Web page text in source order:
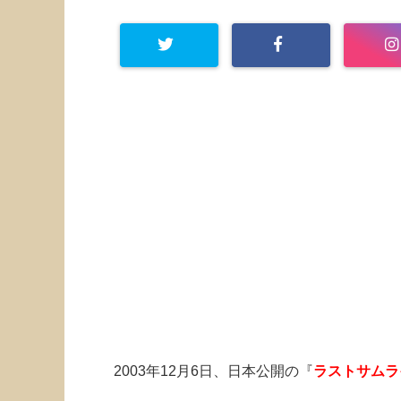
2003年12月6日、日本公開の『ラストサム